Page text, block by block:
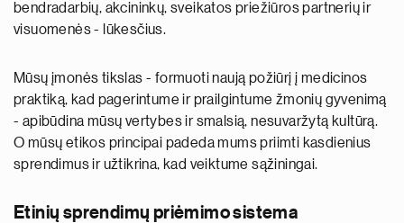
bendradarbių, akcininkų, sveikatos priežiūros partnerių ir
visuomenės - lūkesčius.
Mūsų įmonės tikslas - formuoti naują požiūrį į medicinos
praktiką, kad pagerintume ir prailgintume žmonių gyvenimą
- apibūdina mūsų vertybes ir smalsią, nesuvaržytą kultūrą.
O mūsų etikos principai padeda mums priimti kasdienius
sprendimus ir užtikrina, kad veiktume sąžiningai.
Etinių sprendimų priėmimo sistema